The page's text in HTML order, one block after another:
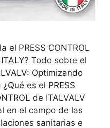
el PRESS CONTROL
Todo sobre el
Optimizando
es el PRESS
de ITALVALV
en el campo de las
sanitarias e